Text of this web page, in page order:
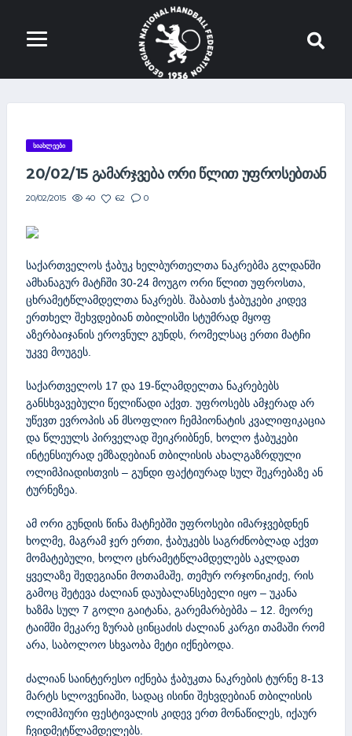
ᲡᲘᲐᲮᲚᲔᲔᲑᲘ
20/02/15 ᲒᲐᲛᲐᲠᲯᲕᲔᲑᲐ ᲝᲠᲘ ᲬᲚᲘᲗ ᲣᲤᲠᲝᲡᲔᲑᲗᲐᲜ
20/02/2015 40 62 0
საქართველოს ჭაბუკ ხელბურთელთა ნაკრებმა გლდანში
ამხანაგურ მატჩში 30-24 მოუგო ორი წლით უფროსთა,
ცხრამეტწლამდელთა ნაკრებს. შაბათს ჭაბუკები კიდევ
ერთხელ შეხვდებიან თბილისში სტუმრად მყოფ
აზერბაიჯანის ეროვნულ გუნდს, რომელსაც ერთი მატჩი
უკვე მოუგეს.
საქართველოს 17 და 19-წლამდელთა ნაკრებებს
განსხვავებული წელიწადი აქვთ. უფროსებს ამჯერად არ
უწევთ ევროპის ან მსოფლიო ჩემპიონატის კვალიფიკაცია
და წლეულს პირველად შეიკრიბნენ, ხოლო ჭაბუკები
ინტენსიურად ემზადებიან თბილისის ახალგაზრდული
ოლიმპიადისთვის – გუნდი ფაქტიურად სულ შეკრებაზე ან
ტურნეზეა.
ამ ორი გუნდის წინა მატჩებში უფროსები იმარჯვებდნენ
ხოლმე, მაგრამ ჯერ ერთი, ჭაბუკებს საგრძნობლად აქვთ
მომატებული, ხოლო ცხრამეტწლამდელებს აკლდათ
ყველაზე შედეგიანი მოთამაშე, თემურ ორჯონიკიძე, რის
გამოც შეტევა ძალიან დაუბალანსებელი იყო – უკანა
ხაზმა სულ 7 გოლი გაიტანა, გარემარბებმა – 12. მეორე
ტაიმში მეკარე ზურაბ ცინცაძის ძალიან კარგი თამაში რომ
არა, საბოლოო სხვაობა მეტი იქნებოდა.
ძალიან საინტერესო იქნება ჭაბუკთა ნაკრების ტურნე 8-13
მარტს სლოვენიაში, სადაც ისინი შეხვდებიან თბილისის
ოლიმპიური ფესტივალის კიდევ ერთ მონაწილეს, იქაურ
ჩვიდმეტწლამდელებს.